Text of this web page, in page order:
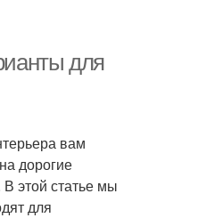
для
вам
дорогие
этой статье мы
для